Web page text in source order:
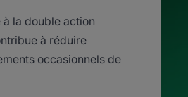
la double action
à réduire
occasionnels de